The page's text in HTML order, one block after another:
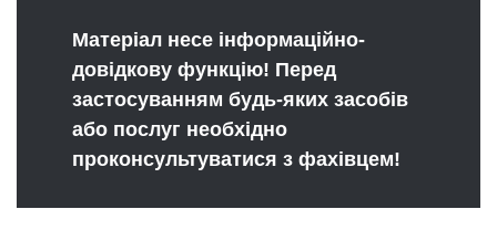
Матеріал несе інформаційно-
довідкову функцію! Перед
застосуванням будь-яких засобів
або послуг необхідно
проконсультуватися з фахівцем!